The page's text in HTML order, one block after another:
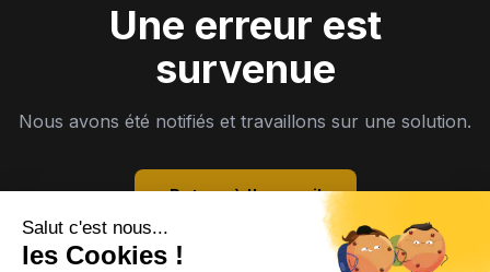
Une erreur est
survenue
Nous avons été notifiés et travaillons sur une solution.
Retour à l'accueil